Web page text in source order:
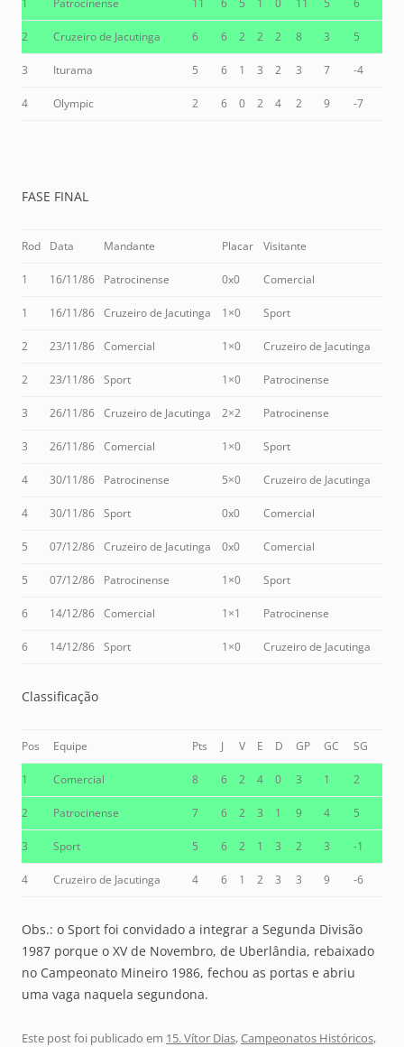
1 Patrocinense 11 6 5 1 0 11 5 6
2 Cruzeiro de Jacutinga 6 6 2 2 2 8 3 5
3 Iturama 5 6 1 3 2 3 7 -4
4 Olympic 2 6 0 2 4 2 9 -7
FASE FINAL
Rod Data Mandante Placar Visitante
1 16/11/86 Patrocinense 0x0 Comercial
1 16/11/86 Cruzeiro de Jacutinga 1×0 Sport
2 23/11/86 Comercial 1×0 Cruzeiro de Jacutinga
2 23/11/86 Sport 1×0 Patrocinense
3 26/11/86 Cruzeiro de Jacutinga 2×2 Patrocinense
3 26/11/86 Comercial 1×0 Sport
4 30/11/86 Patrocinense 5×0 Cruzeiro de Jacutinga
4 30/11/86 Sport 0x0 Comercial
5 07/12/86 Cruzeiro de Jacutinga 0x0 Comercial
5 07/12/86 Patrocinense 1×0 Sport
6 14/12/86 Comercial 1×1 Patrocinense
6 14/12/86 Sport 1×0 Cruzeiro de Jacutinga
Classificação
Pos Equipe Pts J V E D GP GC SG
1 Comercial 8 6 2 4 0 3 1 2
2 Patrocinense 7 6 2 3 1 9 4 5
3 Sport 5 6 2 1 3 2 3 -1
4 Cruzeiro de Jacutinga 4 6 1 2 3 3 9 -6
Obs.: o Sport foi convidado a integrar a Segunda Divisão
1987 porque o XV de Novembro, de Uberlândia, rebaixado
no Campeonato Mineiro 1986, fechou as portas e abriu
uma vaga naquela segundona.
Este post foi publicado em 15. Vítor Dias,Campeonatos Históricos,